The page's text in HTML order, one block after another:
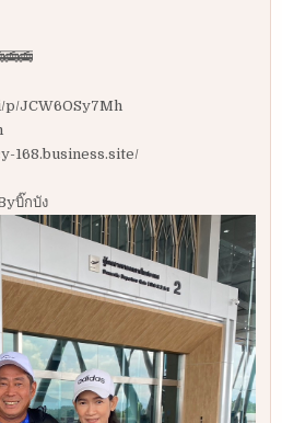
p/JCW6OSy7Mh
168.business.site/
บิ๊กบัง